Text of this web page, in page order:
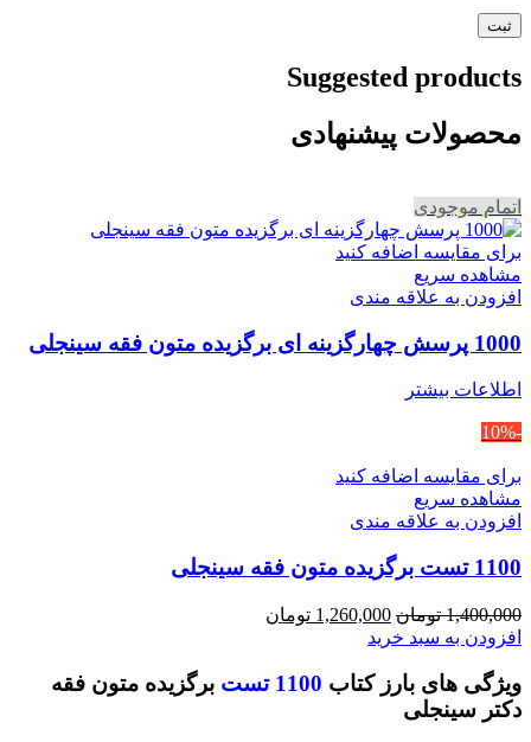
Suggested products
محصولات پیشنهادی
اتمام موجودی
برای مقایسه اضافه کنید
مشاهده سریع
افزودن به علاقه مندی
1000 پرسش چهارگزینه ای برگزیده متون فقه سینجلی
اطلاعات بیشتر
-10%
برای مقایسه اضافه کنید
مشاهده سریع
افزودن به علاقه مندی
1100 تست برگزیده متون فقه سینجلی
1,400,000 تومان قیمت
اصلی
بود.
1,260,000 تومان
است.
افزودن به سبد خرید
ویژگی های بارز کتاب 1100 تست
برگزیده متون فقه
دکتر سینجلی